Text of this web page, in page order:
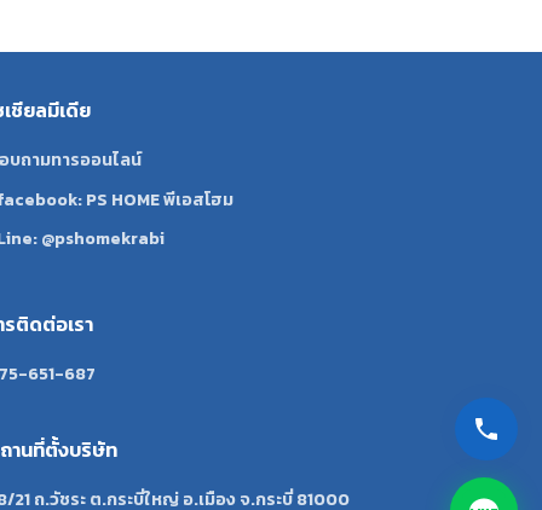
เชียลมีเดีย
บถามทารออนไลน์
PS HOME พีเอสโฮม
@pshomekrabi
รติดต่อเรา
651-687
านที่ตั้งบริษัท
21 ถ.วัชระ ต.กระบี่ใหญ่ อ.เมือง จ.กระบี่ 81000